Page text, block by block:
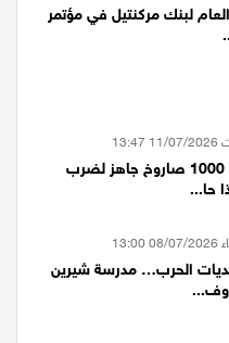
العام لبنك مركنتيل في مؤتمر
13:47
ترامب: 1000 صاروخ جاهز لضرب
حا...
13:00
الحرب… مدرسة شيرين
وف...